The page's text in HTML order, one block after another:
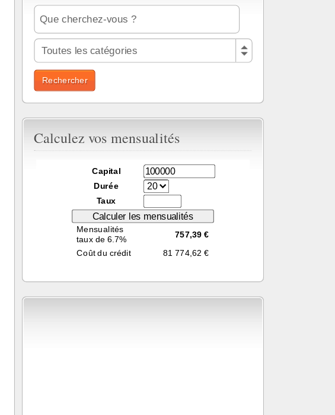
Toutes les catégories
Calculez vos mensualités